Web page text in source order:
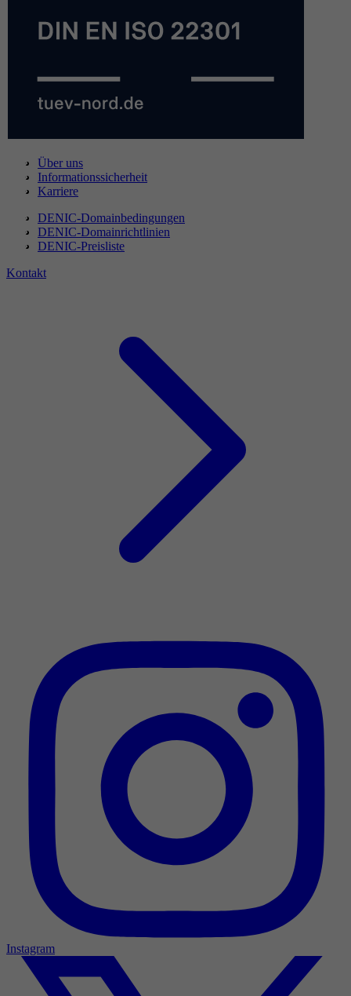
Über uns
Informationssicherheit
Karriere
DENIC-Domainbedingungen
DENIC-Domainrichtlinien
DENIC-Preisliste
Kontakt
Instagram